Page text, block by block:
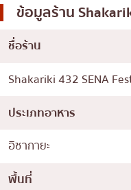
ข้อมูลร้าน
ชื่อร้าน
Shakariki 432 SENA
ประเภทอาหาร
อิซากายะ
พื้นที่